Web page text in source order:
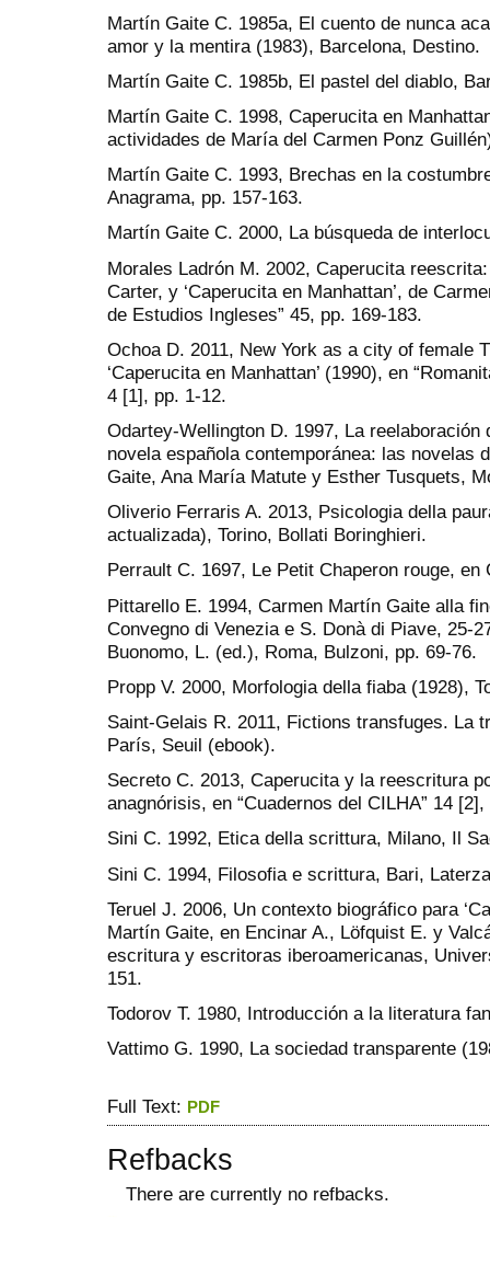
Martín Gaite C. 1985a, El cuento de nunca
amor y la mentira (1983), Barcelona, Destino.
Martín Gaite C. 1985b, El pastel del diablo,
Martín Gaite C. 1998, Caperucita en
actividades de María del Carmen Ponz
Martín Gaite C. 1993, Brechas en la
Anagrama, pp. 157-163.
Martín Gaite C. 2000, La búsqueda de
Morales Ladrón M. 2002, Caperucita
Carter, y ‘Caperucita en Manhattan’, de
de Estudios Ingleses” 45, pp. 169-183.
Ochoa D. 2011, New York as a city of female
‘Caperucita en Manhattan’ (1990), en
4 [1], pp. 1-12.
Odartey-Wellington D. 1997, La
novela española contemporánea: las novelas
Gaite, Ana María Matute y Esther Tusquets,
Oliverio Ferraris A. 2013, Psicologia della
actualizada), Torino, Bollati Boringhieri.
Perrault C. 1697, Le Petit Chaperon rouge, en
Pittarello E. 1994, Carmen Martín Gaite alla
Convegno di Venezia e S. Donà di Piave, 25-
Buonomo, L. (ed.), Roma, Bulzoni, pp. 69-76.
Propp V. 2000, Morfologia della fiaba (1928),
Saint-Gelais R. 2011, Fictions transfuges. La
París, Seuil (ebook).
Secreto C. 2013, Caperucita y la reescritura
anagnórisis, en “Cuadernos del CILHA” 14
Sini C. 1992, Etica della scrittura, Milano, Il
Sini C. 1994, Filosofia e scrittura, Bari,
Teruel J. 2006, Un contexto biográfico para
Martín Gaite, en Encinar A., Löfquist E. y
escritura y escritoras iberoamericanas,
151.
Todorov T. 1980, Introducción a la literatura
Vattimo G. 1990, La sociedad transparente
Full Text: PDF
Refbacks
There are currently no refbacks.